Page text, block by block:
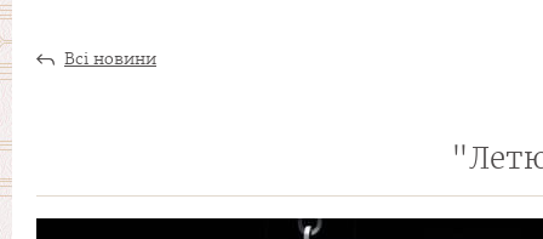
Всі новини